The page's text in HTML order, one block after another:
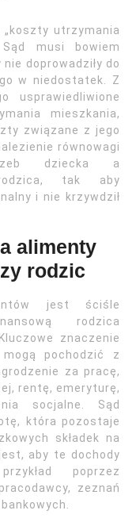
„koszty utrzymania
musi bowiem
doprowadziły do
w niedostatek. Z
usprawiedliwione
mieszkania,
związane z jego
równowagi
dziecka a
tak aby
i nie krzywdził
alimenty
rodzic
jest ściśle
rodzica
znaczenie
pochodzić z
za pracę,
rentę, emeryturę,
socjalne. Sąd
która pozostaje
składek na
aby te dochody
poprzez
zeznań